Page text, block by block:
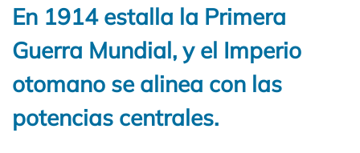
En 1914 estalla la Primera
Guerra Mundial, y el Imperio
otomano se alinea con las
potencias centrales.